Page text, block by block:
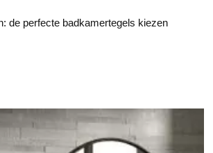
de perfecte badkamertegels kiezen